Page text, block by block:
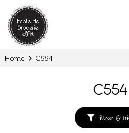
Home C554
C554
Filtrer &
Cookies management panel